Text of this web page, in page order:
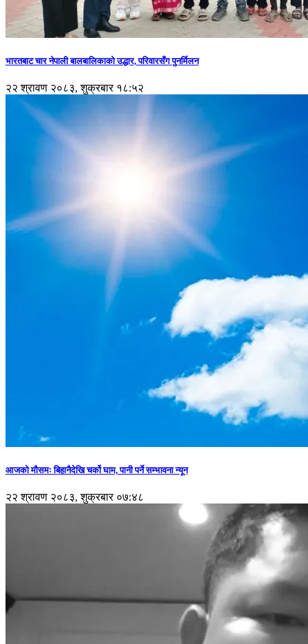
भारतबाट चार नेपाली बालबालिकाको उद्धार, परिवारसँग पुनर्मिलन
२२ श्रावण २०८३, शुक्रबार १८:५२
आजको मौसमः बिहानैदेखि चर्को घाम, पानी पर्ने सम्भावना न्यून
२२ श्रावण २०८३, शुक्रबार ०७:४८